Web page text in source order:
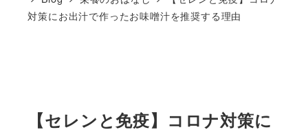
対策にお出汁で作ったお味噌汁を推奨する理由
【セレンと免疫】コロナ対策に